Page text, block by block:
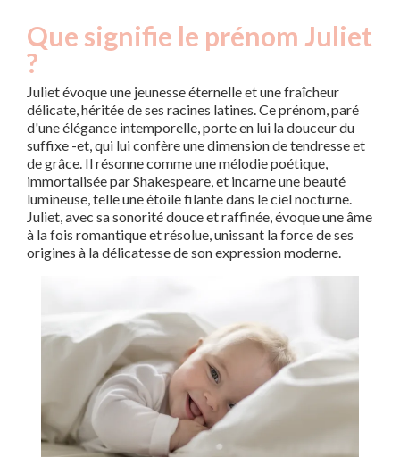
Que signifie le prénom Juliet
?
Juliet évoque une jeunesse éternelle et une fraîcheur
délicate, héritée de ses racines latines. Ce prénom, paré
d'une élégance intemporelle, porte en lui la douceur du
suffixe -et, qui lui confère une dimension de tendresse et
de grâce. Il résonne comme une mélodie poétique,
immortalisée par Shakespeare, et incarne une beauté
lumineuse, telle une étoile filante dans le ciel nocturne.
Juliet, avec sa sonorité douce et raffinée, évoque une âme
à la fois romantique et résolue, unissant la force de ses
origines à la délicatesse de son expression moderne.